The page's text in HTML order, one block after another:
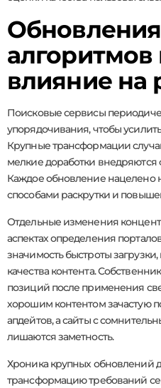
Обновления
алгоритмов
влияние на
Поисковые сервисы
упорядочивания, чтобы усилить
Крупные трансформации
мелкие доработки внедряются
Каждое обновление нацелено
способами раскрутки и
Отдельные изменения
аспектах определения
значимость быстроты
качества контента.
позиций после применения
хорошим контентом зачастую
апдейтов, а сайты с
лишаются заметность.
Хроника крупных обновлений
трансформацию требований